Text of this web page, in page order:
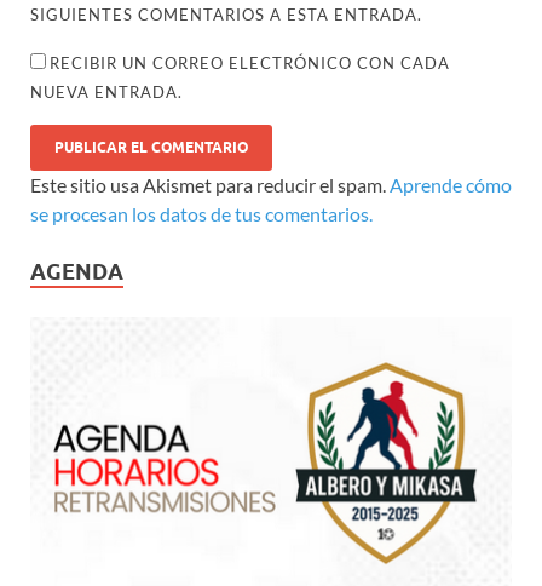
SIGUIENTES COMENTARIOS A ESTA ENTRADA.
RECIBIR UN CORREO ELECTRÓNICO CON CADA
NUEVA ENTRADA.
Este sitio usa Akismet para reducir el spam.Aprende cómo
se procesan los datos de tus comentarios.
AGENDA